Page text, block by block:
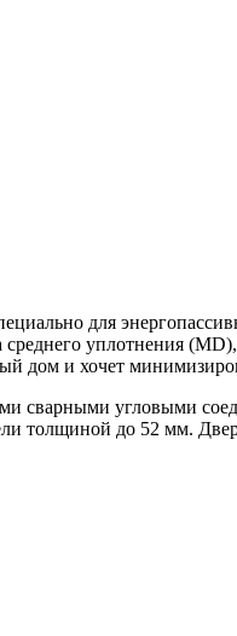
для
уплотнения
дом и хочет
сварными угловыми
толщиной до 52 мм.